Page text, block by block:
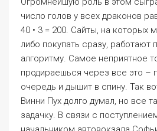
помню, что у неё всегда он
санкций к ней не применяю», –
них во всех можно найти ту или
свидетельствует о том, что
красоте. Во всех кассах
аппаратов по продаже и
билетов и в пригородных
АО «Северо Западная
компания» далее – СЗППК;. Вы